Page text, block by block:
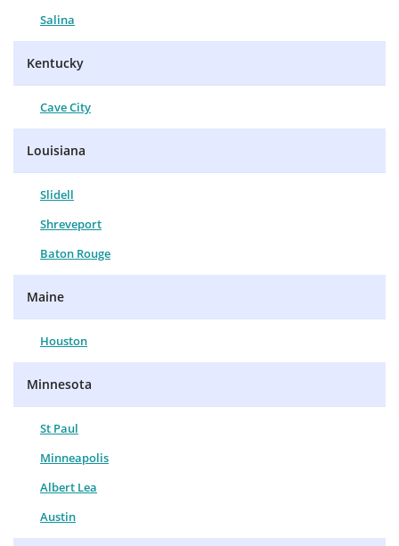
Salina
Kentucky
Cave City
Louisiana
Slidell
Shreveport
Baton Rouge
Maine
Houston
Minnesota
St Paul
Minneapolis
Albert Lea
Austin